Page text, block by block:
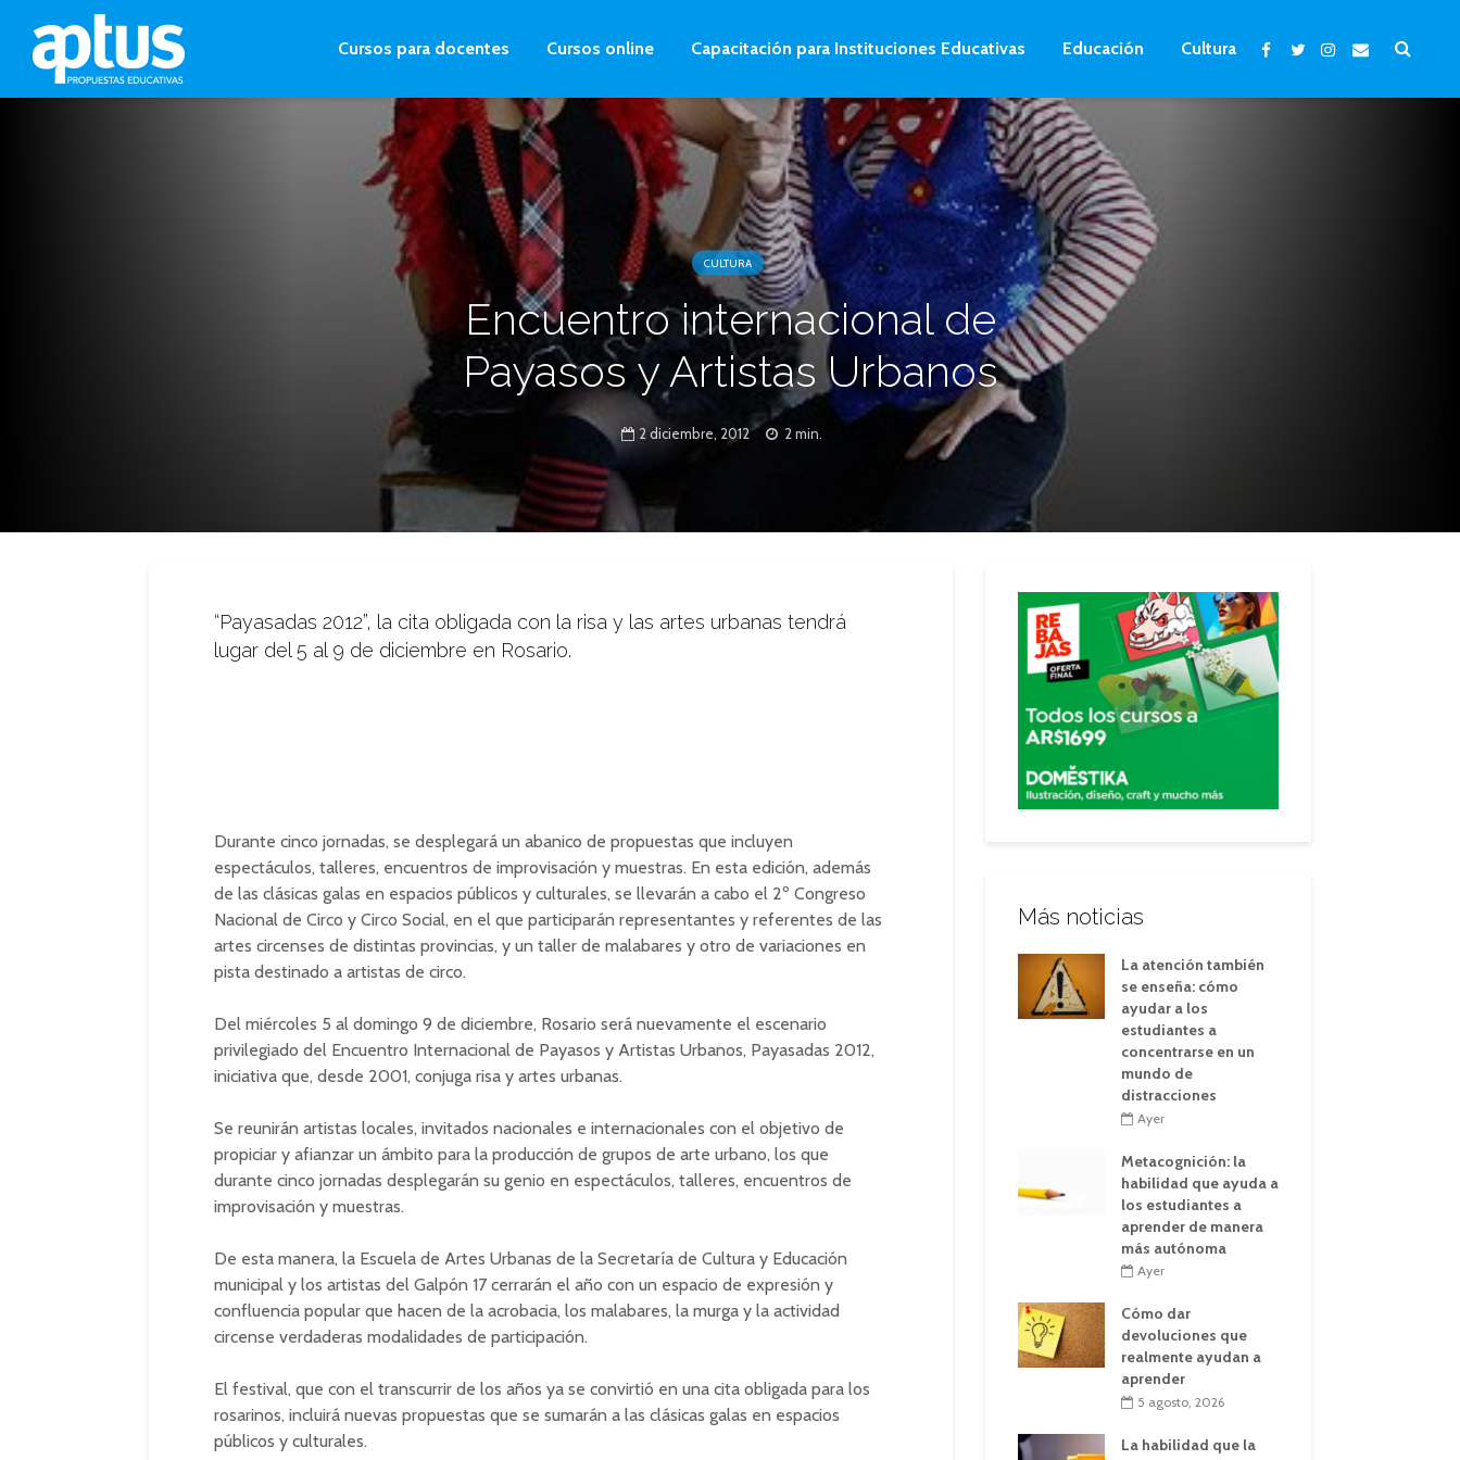
Cursos para docentes Cursos online Capacitación para Instituciones Educativas Educación Cultura
CULTURA
Encuentro internacional de
Payasos y Artistas Urbanos
2 diciembre, 2012 2 min.
“Payasadas 2012”, la cita obligada con la risa y las artes urbanas tendrá
lugar del 5 al 9 de diciembre en Rosario.
Durante cinco jornadas, se desplegará un abanico de propuestas que incluyen
espectáculos, talleres, encuentros de improvisación y muestras. En esta edición, además
de las clásicas galas en espacios públicos y culturales, se llevarán a cabo el 2º Congreso
Nacional de Circo y Circo Social, en el que participarán representantes y referentes de las
artes circenses de distintas provincias, y un taller de malabares y otro de variaciones en
pista destinado a artistas de circo.
Del miércoles 5 al domingo 9 de diciembre, Rosario será nuevamente el escenario
privilegiado del Encuentro Internacional de Payasos y Artistas Urbanos, Payasadas 2012,
iniciativa que, desde 2001, conjuga risa y artes urbanas.
Se reunirán artistas locales, invitados nacionales e internacionales con el objetivo de
propiciar y afianzar un ámbito para la producción de grupos de arte urbano, los que
durante cinco jornadas desplegarán su genio en espectáculos, talleres, encuentros de
improvisación y muestras.
De esta manera, la Escuela de Artes Urbanas de la Secretaría de Cultura y Educación
municipal y los artistas del Galpón 17 cerrarán el año con un espacio de expresión y
confluencia popular que hacen de la acrobacia, los malabares, la murga y la actividad
circense verdaderas modalidades de participación.
El festival, que con el transcurrir de los años ya se convirtió en una cita obligada para los
rosarinos, incluirá nuevas propuestas que se sumarán a las clásicas galas en espacios
públicos y culturales.
Más noticias
La atención también
se enseña: cómo
ayudar a los
estudiantes a
concentrarse en un
mundo de
distracciones
Ayer
Metacognición: la
habilidad que ayuda a
los estudiantes a
aprender de manera
más autónoma
Ayer
Cómo dar
devoluciones que
realmente ayudan a
aprender
5 agosto, 2026
La habilidad que la